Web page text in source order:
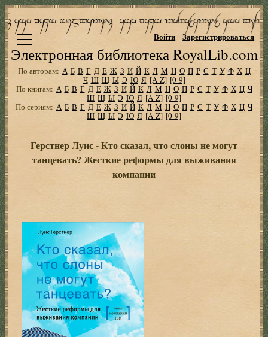
Электронная библиотека RoyalLib.com
Войти Зарегистрироваться
По авторам: А Б В Г Д Е Ж З И Й К Л М Н О П Р С Т У Ф Х Ц
Ч Ш Щ Ы Э Ю Я [A-Z] [0-9]
По книгам: А Б В Г Д Е Ж З И Й К Л М Н О П Р С Т У Ф Х Ц Ч
Ш Щ Ы Э Ю Я [A-Z] [0-9]
По сериям: А Б В Г Д Е Ж З И Й К Л М Н О П Р С Т У Ф Х Ц Ч
Ш Щ Ы Э Ю Я [A-Z] [0-9]
Герстнер Луис - Кто сказал, что слоны не могут
танцевать? Жесткие реформы для выживания
компании